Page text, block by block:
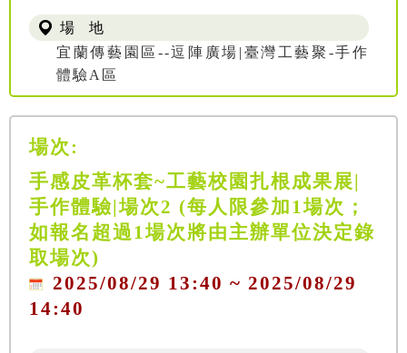
場 地
宜蘭傳藝園區--逗陣廣場|臺灣工藝聚-手作
體驗A區
場次:
手感皮革杯套~工藝校園扎根成果展|
手作體驗|場次2 (每人限參加1場次；
如報名超過1場次將由主辦單位決定錄
取場次)
2025/08/29 13:40 ~ 2025/08/29
14:40